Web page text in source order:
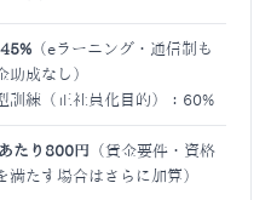
（eラーニング・通信制も
助成なし）
訓練（正社員化目的）：60%
たり800円 （賃金要件・資格
満たす場合はさらに加算）